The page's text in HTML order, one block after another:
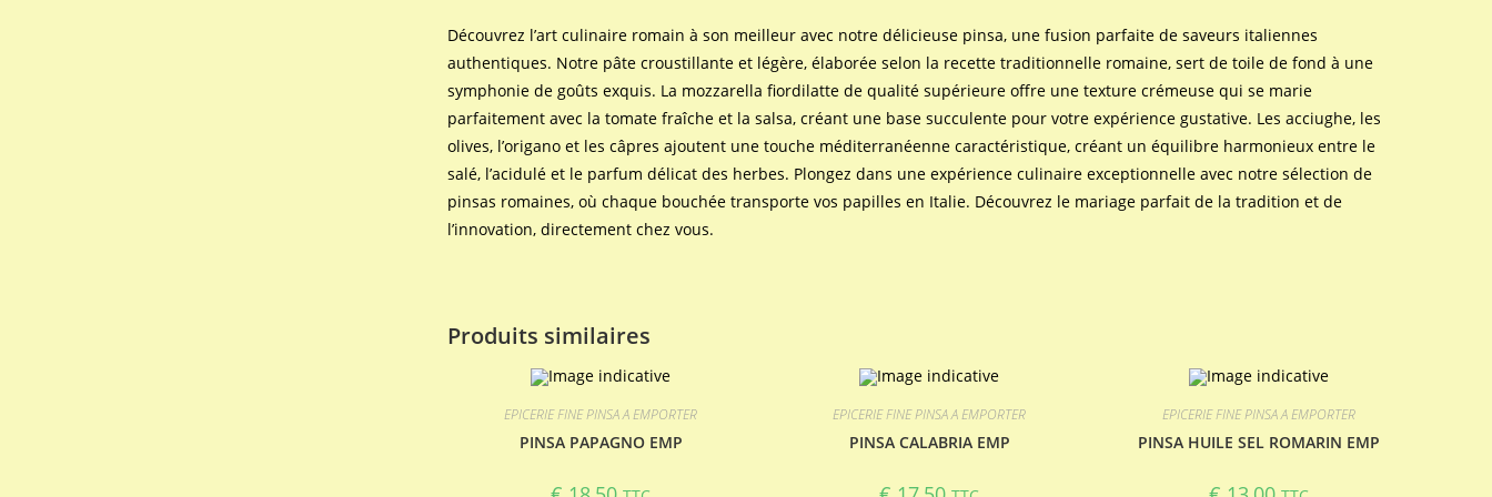
Découvrez l’art culinaire romain à son meilleur avec notre délicieuse pinsa, une fusion parfaite de saveurs italiennes
authentiques. Notre pâte croustillante et légère, élaborée selon la recette traditionnelle romaine, sert de toile de fond à une
symphonie de goûts exquis. La mozzarella fiordilatte de qualité supérieure offre une texture crémeuse qui se marie
parfaitement avec la tomate fraîche et la salsa, créant une base succulente pour votre expérience gustative. Les acciughe, les
olives, l’origano et les câpres ajoutent une touche méditerranéenne caractéristique, créant un équilibre harmonieux entre le
salé, l’acidulé et le parfum délicat des herbes. Plongez dans une expérience culinaire exceptionnelle avec notre sélection de
pinsas romaines, où chaque bouchée transporte vos papilles en Italie. Découvrez le mariage parfait de la tradition et de
l’innovation, directement chez vous.
Produits similaires
EPICERIE FINE PINSA A EMPORTER
PINSA PAPAGNO EMP
EPICERIE FINE PINSA A EMPORTER
PINSA CALABRIA EMP
EPICERIE FINE PINSA A EMPORTER
PINSA HUILE SEL ROMARIN EMP